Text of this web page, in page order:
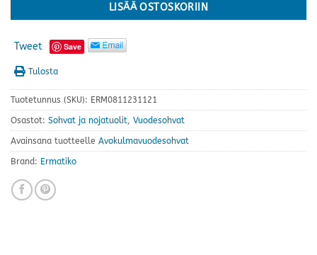
LISÄÄ OSTOSKORIIN
Tweet Save
Tulosta
Tuotetunnus (SKU): ERM0811231121
Osastot: Sohvat ja nojatuolit Vuodesohvat
Avainsana tuotteelle Avokulmavuodesohvat
Brand: Ermatiko